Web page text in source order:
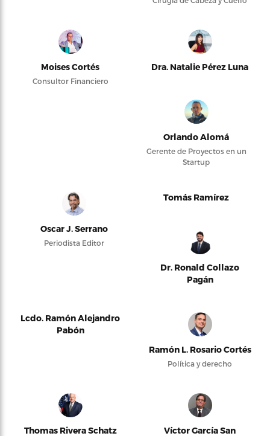
Moises Cortés
Consultor Financiero
Dra. Natalie Pérez Luna
Orlando Alomá
Gerente de Proyectos en un
Startup
Oscar J. Serrano
Periodista Editor
Tomás Ramírez
Dr. Ronald Collazo
Pagán
Lcdo. Ramón Alejandro
Pabón
Ramón L. Rosario Cortés
Política y derecho
Thomas Rivera Schatz
Víctor García San